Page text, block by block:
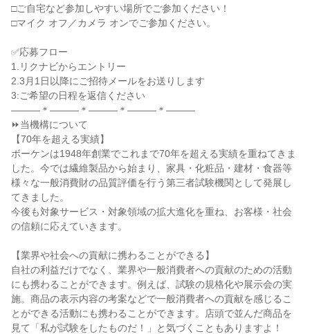
□ご自宅など参加しやすい場所でご参加ください！
□マイク オフ／カメラ オンでご参加ください。
✅応募フロー
1.リクナビからエントリー
2.3月1日以降にご招待メールをお送りします
3:ご希望の日程を返信ください
―――＊―――＊―――＊―――＊―――
⏩当機構について
【70年を超える実績】
ボーケンは1948年創業でこれまで70年を超える実績を重ねてきま
した。今では繊維製品から始まり、家具・化粧品・建材・食器等
様々な一般消費財の品質評価を行う第三者試験機関として発展し
てきました。
今後も対象サービス・対象領域の拡大進化を重ね、お客様・社会
の信頼に応えていきます。
【業界や社会への貢献に携わることができる】
自社の利益だけでなく、業界や一般消費者への貢献のための活動
にも携わることができます。例えば、試験の規格化や展示会の実
施。商品の表示内容の考案などで一般消費者への貢献を感じるこ
とができる活動にも携わることができます。店頭で並んだ商品を
見て「私が試験をしたものだ！」と気づくこともありますよ！